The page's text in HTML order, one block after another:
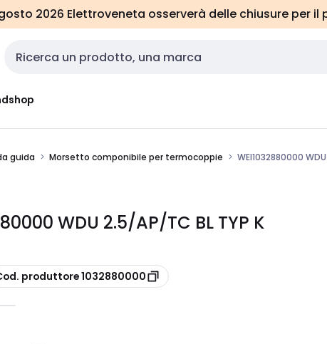
2026 Elettroveneta osserverà delle chiusure per il
Cerca input
guida Morsetto componibile per termocoppie WEI1032880000
WDU 2.5/AP/TC BL TYP K
produttore 1032880000